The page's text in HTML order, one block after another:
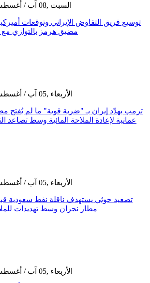
GMT 20:55 2026 السبت ,08 آب / أغسطس
توسيع فريق التفاوض الإيراني وتوقعات
مضيق هرمز بالتوازي مع
GMT 21:58 2026 الأربعاء ,05 آب / أغسطس
ترمب يهدّد إيران بـ "ضربة قوية" ما لم يُفتح
عمانية لإعادة الملاحة المائية وسط تصاعد
GMT 20:02 2026 الأربعاء ,05 آب / أغسطس
تصعيد حوثي يستهدف ناقلة نفط سعودية
مطار نجران وسط تهديدات
GMT 19:57 2026 الأربعاء ,05 آب / أغسطس